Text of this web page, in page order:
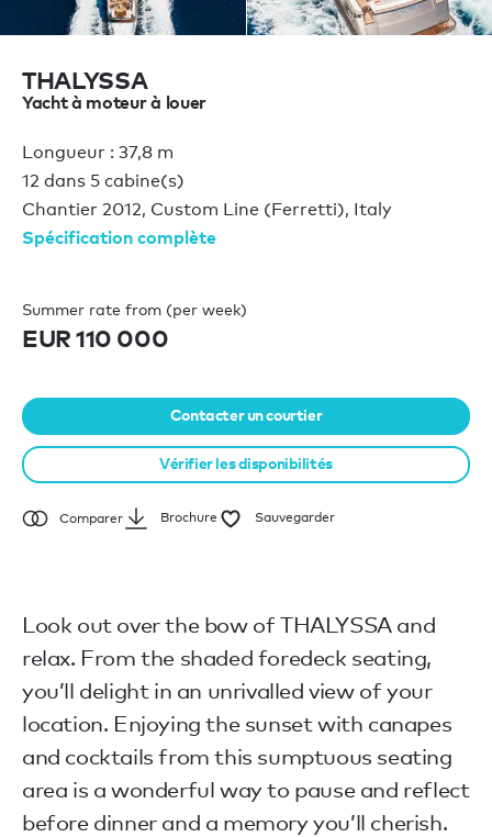
THALYSSA
Yacht à moteur à louer
Longueur : 37,8 m
12 dans 5 cabine(s)
Chantier 2012, Custom Line (Ferretti), Italy
Spécification complète
Summer rate from (per week)
EUR 110 000
Contacter un courtier
Vérifier les disponibilités
Comparer Brochure Sauvegarder
Look out over the bow of THALYSSA and
relax. From the shaded foredeck seating,
you’ll delight in an unrivalled view of your
location. Enjoying the sunset with canapes
and cocktails from this sumptuous seating
area is a wonderful way to pause and reflect
before dinner and a memory you’ll cherish.